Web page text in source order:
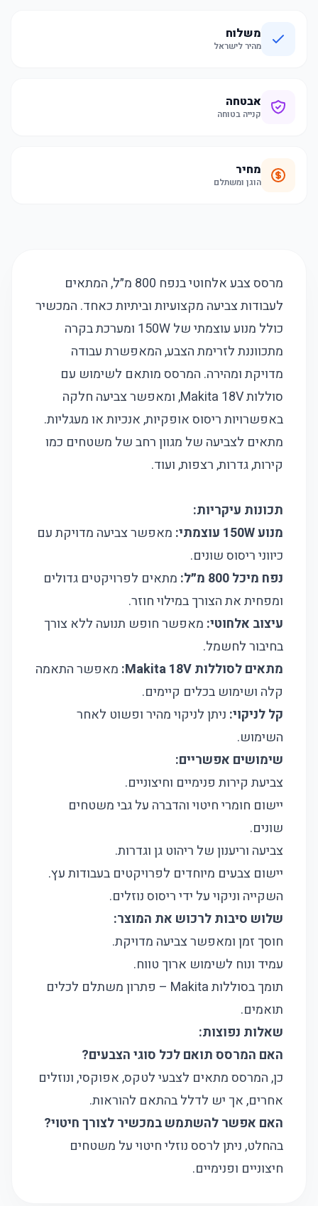
משלוח
מהיר לישראל
אבטחה
קנייה בטוחה
מחיר
הוגן ומשתלם
מרסס צבע אלחוטי בנפח 800 מ״ל, המתאים
לעבודות צביעה מקצועיות וביתיות כאחד. המכשיר
כולל מנוע עוצמתי של 150W ומערכת בקרה
מתכווננת לזרימת הצבע, המאפשרת עבודה
מדויקת ומהירה. המרסס מותאם לשימוש עם
סוללות Makita 18V, ומאפשר צביעה חלקה
באפשרויות ריסוס אופקיות, אנכיות או מעגליות.
מתאים לצביעה של מגוון רחב של משטחים כמו
קירות, גדרות, רצפות, ועוד.
תכונות עיקריות:
מנוע 150W עוצמתי:
מאפשר צביעה מדויקת עם
כיווני ריסוס שונים.
נפח מיכל 800 מ״ל:
מתאים לפרויקטים גדולים
ומפחית את הצורך במילוי חוזר.
עיצוב אלחוטי: מאפשר חופש תנועה ללא צורך
בחיבור לחשמל.
מתאים לסוללות Makita 18V:
מאפשר התאמה
קלה ושימוש בכלים קיימים.
קל לניקוי: ניתן לניקוי מהיר ופשוט לאחר
השימוש.
שימושים אפשריים:
צביעת קירות פנימיים וחיצוניים.
יישום חומרי חיטוי והדברה על גבי משטחים
שונים.
צביעה וריענון של ריהוט גן וגדרות.
יישום צבעים מיוחדים לפרויקטים בעבודות עץ.
השקייה וניקוי על ידי ריסוס נוזלים.
שלוש סיבות לרכוש את המוצר:
חוסך זמן ומאפשר צביעה מדויקת.
עמיד ונוח לשימוש ארוך טווח.
תומך בסוללות Makita – פתרון משתלם לכלים
תואמים.
שאלות נפוצות:
האם המרסס תואם לכל סוגי הצבעים?
כן, המרסס מתאים לצבעי לטקס, אפוקסי, ונוזלים
אחרים, אך יש לדלל בהתאם להוראות.
האם אפשר להשתמש במכשיר לצורך חיטוי?
בהחלט, ניתן לרסס נוזלי חיטוי על משטחים
חיצוניים ופנימיים.